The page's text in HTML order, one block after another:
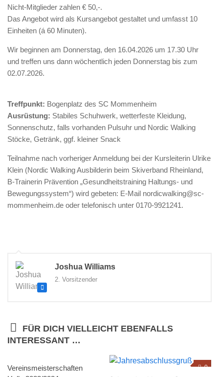
Nicht-Mitglieder zahlen € 50,-.
Das Angebot wird als Kursangebot gestaltet und umfasst 10
Einheiten (á 60 Minuten).
Wir beginnen am Donnerstag, den 16.04.2026 um 17.30 Uhr
und treffen uns dann wöchentlich jeden Donnerstag bis zum
02.07.2026.
Treffpunkt: Bogenplatz des SC Mommenheim
Ausrüstung: Stabiles Schuhwerk, wetterfeste Kleidung,
Sonnenschutz, falls vorhanden Pulsuhr und Nordic Walking
Stöcke, Getränk, ggf. kleiner Snack
Teilnahme nach vorheriger Anmeldung bei der Kursleiterin Ulrike
Klein (Nordic Walking Ausbilderin beim Skiverband Rheinland,
B-Trainerin Prävention „Gesundheitstraining Haltungs- und
Bewegungssystem“) wird gebeten: E-Mail nordicwalking@sc-
mommenheim.de oder telefonisch unter 0170-9921241.
Joshua Williams
2. Vorsitzender
FÜR DICH VIELLEICHT EBENFALLS
INTERESSANT …
Vereinsmeisterschaften
0